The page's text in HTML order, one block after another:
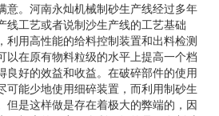
意。河南永灿机械制砂生产线经过多年
线工艺或者说制沙生产线的工艺基础
利用高性能的给料控制装置和出料检测
以在原有物料粒级的水平上提高一个档
良好的效益和收益。在破碎部件的使用
可能少地使用细碎装置，而利用制砂生
但是这样做是存在着极大的弊端的，因